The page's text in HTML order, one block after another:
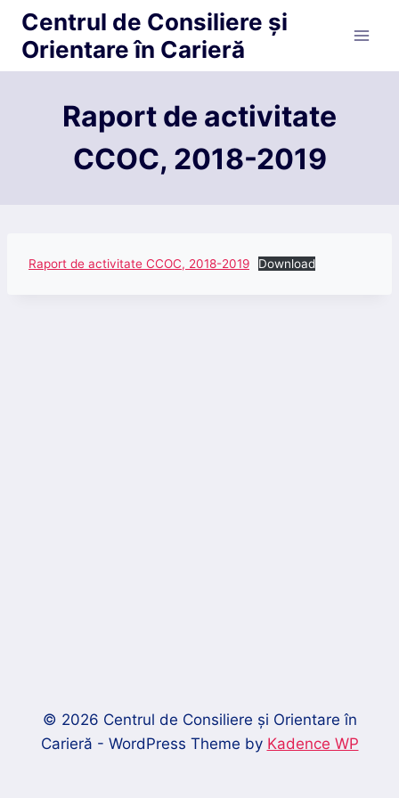
Skip
content
Centrul de Consiliere și
Orientare în Carieră
Raport de activitate
CCOC, 2018-2019
Raport de activitate CCOC, 2018-2019 Download
© 2026 Centrul de Consiliere și Orientare în
Carieră - WordPress Theme by Kadence WP